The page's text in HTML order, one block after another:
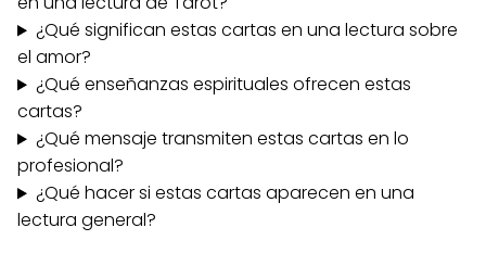
¿Qué significan estas cartas en una lectura sobre
el amor?
¿Qué enseñanzas espirituales ofrecen estas
cartas?
¿Qué mensaje transmiten estas cartas en lo
profesional?
¿Qué hacer si estas cartas aparecen en una
lectura general?